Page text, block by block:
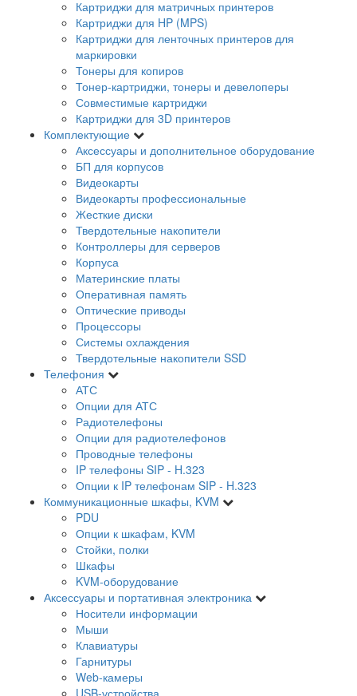
Картриджи для матричных принтеров
Картриджи для HP (MPS)
Картриджи для ленточных принтеров для
маркировки
Тонеры для копиров
Тонер-картриджи, тонеры и девелоперы
Совместимые картриджи
Картриджи для 3D принтеров
Комплектующие
Аксессуары и дополнительное оборудование
БП для корпусов
Видеокарты
Видеокарты профессиональные
Жесткие диски
Твердотельные накопители
Контроллеры для серверов
Корпуса
Материнские платы
Оперативная память
Оптические приводы
Процессоры
Системы охлаждения
Твердотельные накопители SSD
Телефония
АТС
Опции для АТС
Радиотелефоны
Опции для радиотелефонов
Проводные телефоны
IP телефоны SIP - H.323
Опции к IP телефонам SIP - H.323
Коммуникационные шкафы, KVM
PDU
Опции к шкафам, KVM
Стойки, полки
Шкафы
KVM-оборудование
Аксессуары и портативная электроника
Носители информации
Мыши
Клавиатуры
Гарнитуры
Web-камеры
USB-устройства